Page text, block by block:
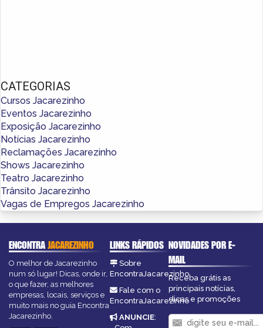
CATEGORIAS
Cursos Jacarezinho
Eventos Jacarezinho
Exposição Jacarezinho
Notícias Jacarezinho
Reclamações Jacarezinho
Shows Jacarezinho
Teatro Jacarezinho
Trânsito Jacarezinho
Vagas de Empregos Jacarezinho
ENCONTRAJACAREZINHO
O melhor de Jacarezinho
num só lugar! Dicas, onde ir,
o que fazer, as melhores
empresas, locais, serviços e
muito mais no guia Encontra
Jacarezinho.
LINKS RÁPIDOS
Sobre
EncontraJacarezinho
Fale com o
EncontraJacarezinho
ANUNCIE:
NOVIDADES POR E-
MAIL
Receba grátis as
principais notícias,
dicas e promoções